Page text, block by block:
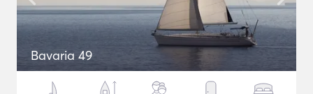
Bavaria 49